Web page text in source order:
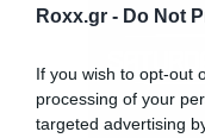
Roxx.gr - Do Not
If you wish to opt-out
processing of your
targeted advertising
να
Tool, χθες το